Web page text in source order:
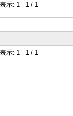
示: 1 - 1 / 1
示: 1 - 1 / 1